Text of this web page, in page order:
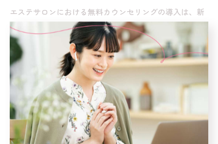
エステサロンにおける無料カウンセリングの導入は、新
規顧客の獲得やリピート率向上に大きく寄与します。導
入時のポイントとしては、事前予約制にすることでスタ
ッフの負担を軽減し、顧客一人ひとりに丁寧なヒアリン
グの時間を確保することが挙げられます。
無料カウンセリングでは、施術内容やコースの説明、禁
忌事項の確認、契約に関するコツをしっかり伝えること
が重要です。特に、顧客が不安に感じやすい部分には事
例を交えながら分かりやすく説明しましょう。